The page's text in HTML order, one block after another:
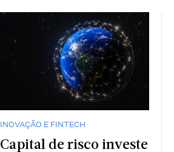
INOVAÇÃO E FINTECH
Capital de risco investe